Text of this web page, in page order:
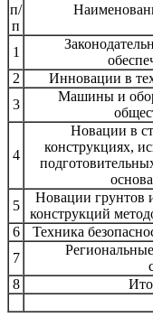
п/
п
1
2
Инновации в
3
Машины и
4
Новации в
конструкциях,
5
Новации грунтов
конструкций
6
Техника
7
8